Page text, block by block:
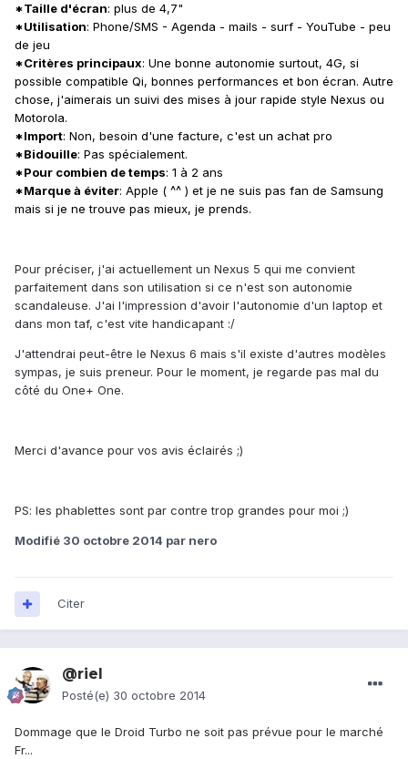
*Taille d'écran: plus de 4,7"
*Utilisation: Phone/SMS - Agenda - mails - surf - YouTube - peu
de jeu
*Critères principaux: Une bonne autonomie surtout, 4G, si
possible compatible Qi, bonnes performances et bon écran. Autre
chose, j'aimerais un suivi des mises à jour rapide style Nexus ou
Motorola.
*Import: Non, besoin d'une facture, c'est un achat pro
*Bidouille: Pas spécialement.
*Pour combien de temps: 1 à 2 ans
*Marque à éviter: Apple ( ^^ ) et je ne suis pas fan de Samsung
mais si je ne trouve pas mieux, je prends.
Pour préciser, j'ai actuellement un Nexus 5 qui me convient
parfaitement dans son utilisation si ce n'est son autonomie
scandaleuse. J'ai l'impression d'avoir l'autonomie d'un laptop et
dans mon taf, c'est vite handicapant :/
J'attendrai peut-être le Nexus 6 mais s'il existe d'autres modèles
sympas, je suis preneur. Pour le moment, je regarde pas mal du
côté du One+ One.
Merci d'avance pour vos avis éclairés ;)
PS: les phablettes sont par contre trop grandes pour moi ;)
Modifié 30 octobre 2014 par nero
Citer
@riel
Posté(e) 30 octobre 2014
Dommage que le Droid Turbo ne soit pas prévue pour le marché
Fr...